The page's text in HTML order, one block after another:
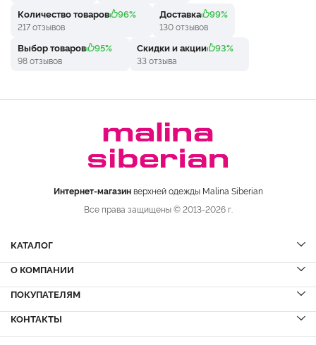
Количество товаров 96%
217 отзывов
Доставка 99%
130 отзывов
Выбор товаров 95%
98 отзывов
Скидки и акции 93%
33 отзыва
Интернет-магазинверхней одежды Malina Siberian
Все права защищены © 2013-2026 г.
КАТАЛОГ
Шубы
Шубы из норки
Шубы из куницы
Дубленки
О КОМПАНИИ
Вопрос-ответ
Сервисный центр
ПОКУПАТЕЛЯМ
Акции
Доставка и оплата
КОНТАКТЫ